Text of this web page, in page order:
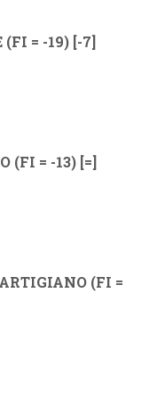
(FI = -19) [-7]
(FI = -13) [=]
(FI =